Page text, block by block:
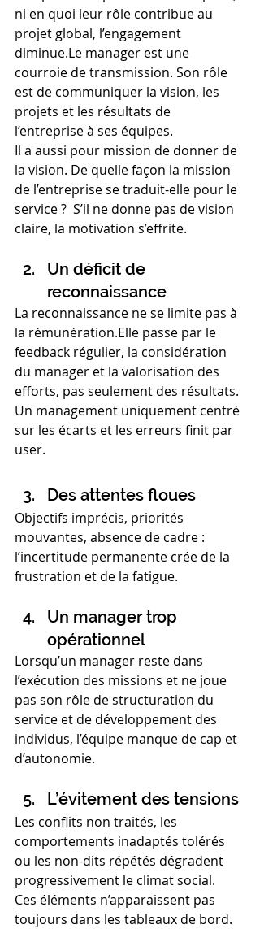
ni en quoi leur rôle contribue au
projet global, l’engagement
diminue.Le manager est une
courroie de transmission. Son rôle
est de communiquer la vision, les
projets et les résultats de
l’entreprise à ses équipes.
Il a aussi pour mission de donner de
la vision. De quelle façon la mission
de l’entreprise se traduit-elle pour le
service ?  S’il ne donne pas de vision
claire, la motivation s’effrite.
Un déficit de
reconnaissance
La reconnaissance ne se limite pas à
la rémunération.Elle passe par le
feedback régulier, la considération
du manager et la valorisation des
efforts, pas seulement des résultats.
Un management uniquement centré
sur les écarts et les erreurs finit par
user.
Des attentes floues
Objectifs imprécis, priorités
mouvantes, absence de cadre :
l’incertitude permanente crée de la
frustration et de la fatigue.
Un manager trop
opérationnel
Lorsqu’un manager reste dans
l’exécution des missions et ne joue
pas son rôle de structuration du
service et de développement des
individus, l’équipe manque de cap et
d’autonomie.
L’évitement des tensions
Les conflits non traités, les
comportements inadaptés tolérés
ou les non-dits répétés dégradent
progressivement le climat social.
Ces éléments n’apparaissent pas
toujours dans les tableaux de bord.